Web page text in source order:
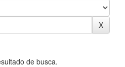
de busca.